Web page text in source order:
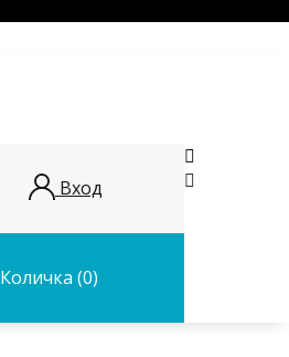
Вход
Количка (0)

